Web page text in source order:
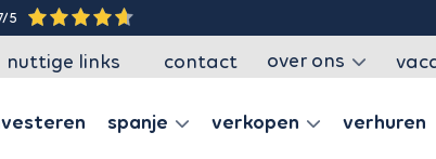
onze agenda
nuttige links contact over ons
spanje verkopen verhuren